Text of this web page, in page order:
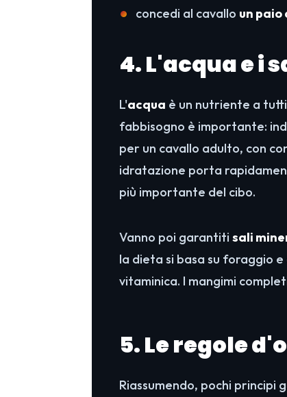
concedi al cavallo un
4. L'acqua e i
L'acqua è un nutriente a
fabbisogno è importante:
per un cavallo adulto, con
idratazione porta
più importante del cibo.
Vanno poi garantitisali
la dieta si basa su foraggio
vitaminica. I mangimi
5. Le regole
Riassumendo, pochi principi